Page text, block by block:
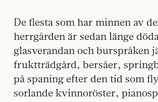
De flesta som har minnen av
herrgården är sedan länge
glasverandan och burspråken
fruktträdgård, bersåer,
på spaning efter den tid som
sorlande kvinnoröster,